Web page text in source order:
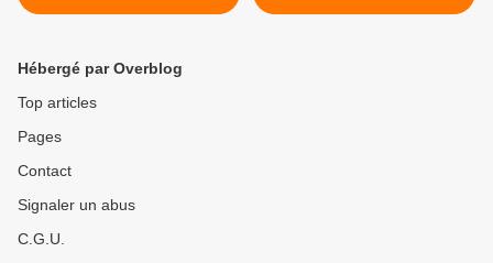
jardins !
2013 >
Hébergé par Overblog
Top articles
Pages
Contact
Signaler un abus
C.G.U.